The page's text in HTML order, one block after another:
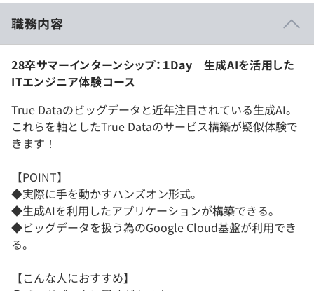
職務内容
28卒サマーインターンシップ：１Day 生成AIを活用した
ITエンジニア体験コース
True Dataのビッグデータと近年注目されている生成AI。
これらを軸としたTrue Dataのサービス構築が疑似体験で
きます！
【POINT】
◆実際に手を動かすハンズオン形式。
◆生成AIを利用したアプリケーションが構築できる。
◆ビッグデータを扱う為のGoogle Cloud基盤が利用でき
る。
【こんな人におすすめ】